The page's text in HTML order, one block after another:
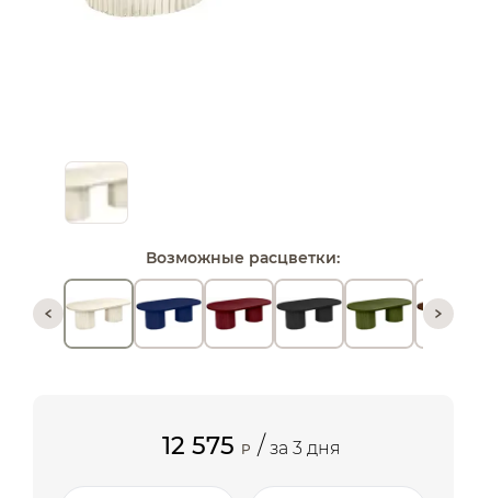
Возможные расцветки:
12 575 P / за 3 дня